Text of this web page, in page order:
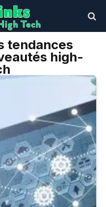
tendances
high-